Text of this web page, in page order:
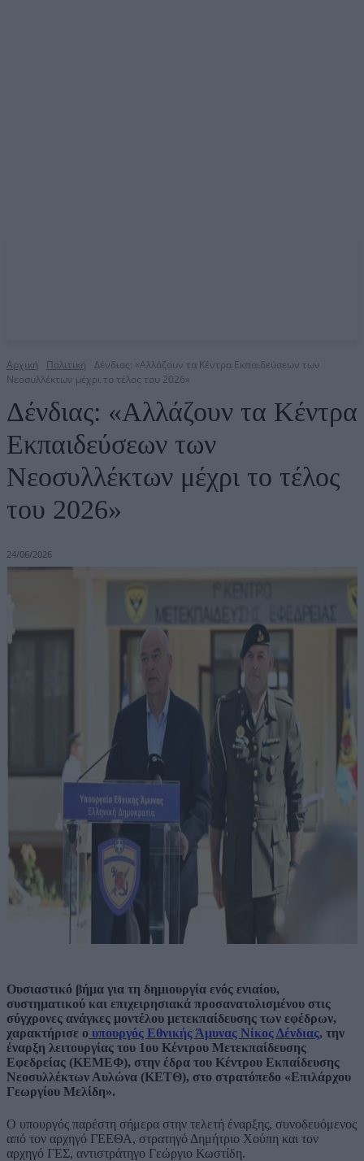
Αρχική Πολιτική
Δένδιας: «Αλλάζουν τα Κέντρα Εκπαιδεύσεων των
Νεοσυλλέκτων μέχρι το τέλος του 2026»
Δένδιας: «Αλλάζουν τα Κέντρα
Εκπαιδεύσεων των
Νεοσυλλέκτων μέχρι το τέλος
του 2026»
24/06/2026
Ουσιαστικό βήμα για τη δημιουργία ενός ενιαίου,
συστηματικού και επιχειρησιακά προσανατολισμένου στις
σύγχρονες ανάγκες μοντέλου μετεκπαίδευσης των εφέδρων,
χαρακτήρισε ο υπουργός Εθνικής Άμυνας Νίκος Δένδιας, την
έναρξη λειτουργίας του 1ου Κέντρου Μετεκπαίδευσης
Εφεδρείας (ΚΕΜΕΦ), στην έδρα του Κέντρου Εκπαίδευσης
Νεοσυλλέκτων Αυλώνα (ΚΕΤΘ), στο στρατόπεδο «Επιλάρχου
Γεωργίου Μελίδη».
Ο υπουργός παρέστη σήμερα στην τελετή έναρξης, συνοδευόμενος
από τον αρχηγό ΓΕΕΘΑ, στρατηγό Δημήτριο Χούπη και τον
αρχηγό ΓΕΣ, αντιστράτηγο Γεώργιο Κωστίδη.